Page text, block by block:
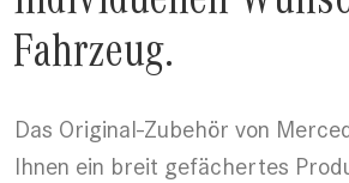
Fahrzeug.
Das Original-Zubehör von
Ihnen ein breit gefächertes